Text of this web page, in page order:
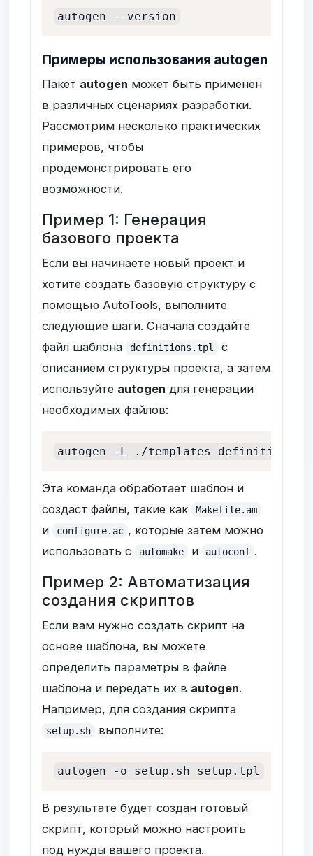
autogen --version
Примеры использования autogen
Пакет autogen может быть применен
в различных сценариях разработки.
Рассмотрим несколько практических
примеров, чтобы
продемонстрировать его
возможности.
Пример 1: Генерация
базового проекта
Если вы начинаете новый проект и
хотите создать базовую структуру с
помощью AutoTools, выполните
следующие шаги. Сначала создайте
файл шаблона
definitions.tpl
с
описанием структуры проекта, а затем
используйте autogen для генерации
необходимых файлов:
autogen -L ./templates
Эта команда обработает шаблон и
создаст файлы, такие как
Makefile.am
и configure.ac , которые затем можно
использовать с
automake и autoconf .
Пример 2: Автоматизация
создания скриптов
Если вам нужно создать скрипт на
основе шаблона, вы можете
определить параметры в файле
шаблона и передать их в autogen.
Например, для создания скрипта
setup.sh выполните:
autogen -o setup.sh setup.tpl
В результате будет создан готовый
скрипт, который можно настроить
под нужды вашего проекта.